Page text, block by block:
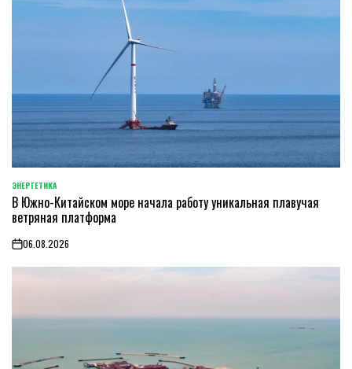
POSTED
IN
ЭНЕРГЕТИКА
В Южно-Китайском море начала работу уникальная плавучая
ветряная платформа
on06.08.2026